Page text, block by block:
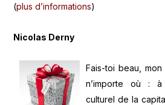
(plus d’informations)
Nicolas Derny
Fais-toi beau,
n’importe où : à
culturel de la